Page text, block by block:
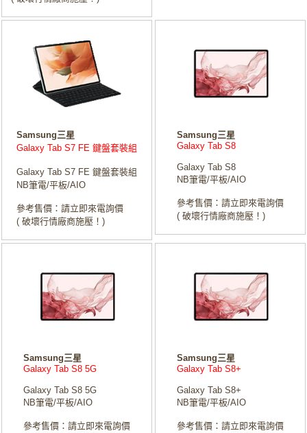
Samsung三星
Galaxy Tab S7 FE 鍵盤套裝組
Galaxy Tab S7 FE 鍵盤套裝組
NB筆電/平板/AIO
參考售價：請立即來電詢價
( 破壞行情廠商施壓！)
Samsung三星
Galaxy Tab S8
Galaxy Tab S8
NB筆電/平板/AIO
參考售價：請立即來電詢價
( 破壞行情廠商施壓！)
Samsung三星
Galaxy Tab S8 5G
Galaxy Tab S8 5G
NB筆電/平板/AIO
參考售價：請立即來電詢價
Samsung三星
Galaxy Tab S8+
Galaxy Tab S8+
NB筆電/平板/AIO
參考售價：請立即來電詢價